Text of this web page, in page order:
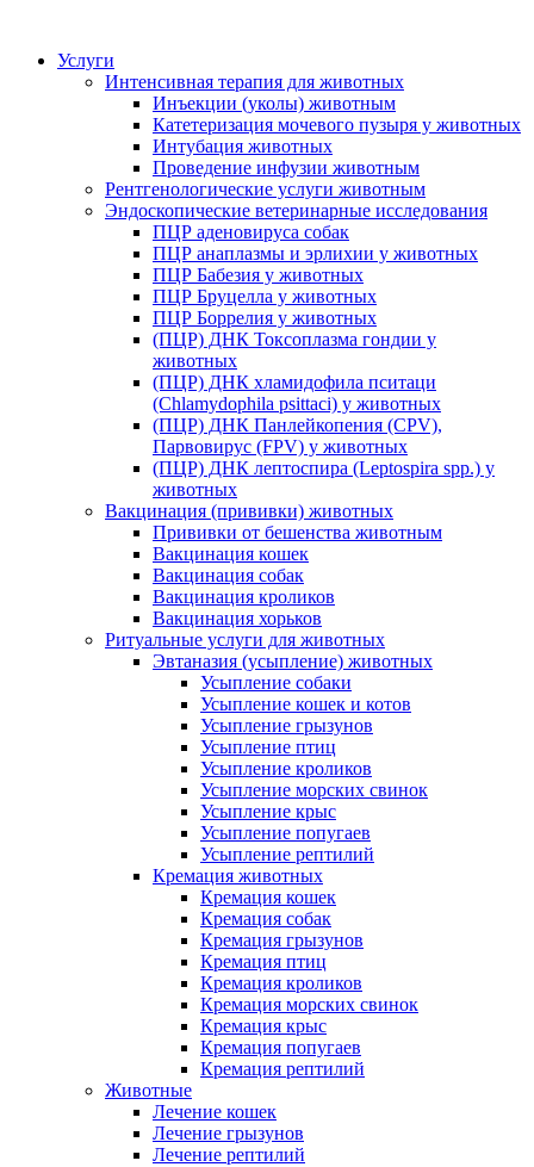
Услуги
Интенсивная терапия для животных
Инъекции (уколы) животным
Катетеризация мочевого пузыря у животных
Интубация животных
Проведение инфузии животным
Рентгенологические услуги животным
Эндоскопические ветеринарные исследования
ПЦР аденовируса собак
ПЦР анаплазмы и эрлихии у животных
ПЦР Бабезия у животных
ПЦР Бруцелла у животных
ПЦР Боррелия у животных
(ПЦР) ДНК Токсоплазма гондии у
животных
(ПЦР) ДНК хламидофила пситаци
(Chlamydophila psittaci) у животных
(ПЦР) ДНК Панлейкопения (CPV),
Парвовирус (FPV) у животных
(ПЦР) ДНК лептоспира (Leptospira spp.) у
животных
Вакцинация (прививки) животных
Прививки от бешенства животным
Вакцинация кошек
Вакцинация собак
Вакцинация кроликов
Вакцинация хорьков
Ритуальные услуги для животных
Эвтаназия (усыпление) животных
Усыпление собаки
Усыпление кошек и котов
Усыпление грызунов
Усыпление птиц
Усыпление кроликов
Усыпление морских свинок
Усыпление крыс
Усыпление попугаев
Усыпление рептилий
Кремация животных
Кремация кошек
Кремация собак
Кремация грызунов
Кремация птиц
Кремация кроликов
Кремация морских свинок
Кремация крыс
Кремация попугаев
Кремация рептилий
Животные
Лечение кошек
Лечение грызунов
Лечение рептилий